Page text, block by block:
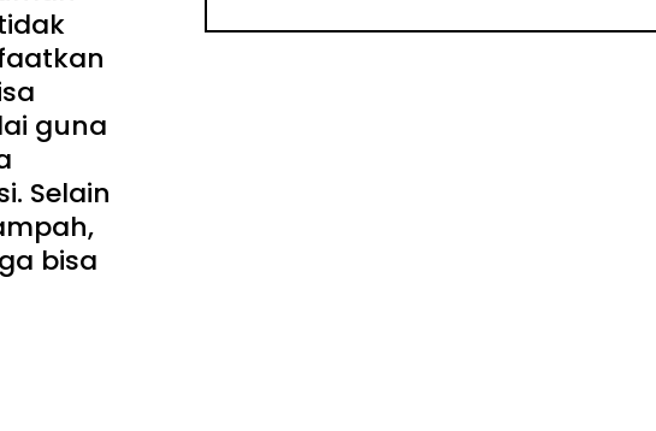
guna
Selain
bisa
a